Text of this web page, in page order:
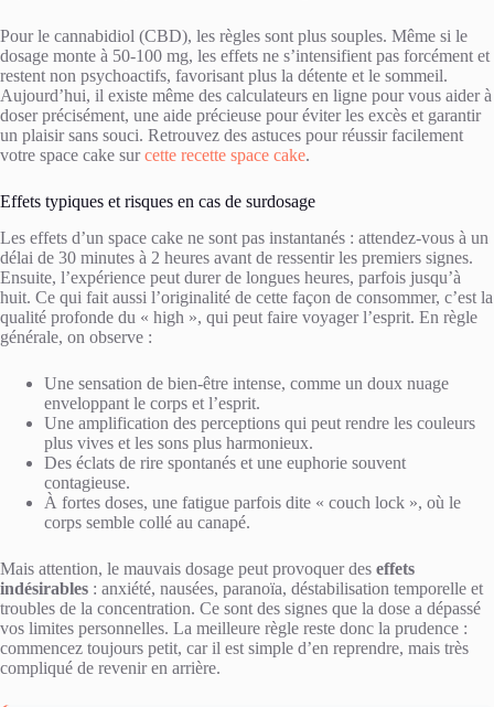
Pour le cannabidiol (CBD), les règles sont plus souples. Même si le
dosage monte à 50-100 mg, les effets ne s’intensifient pas forcément et
restent non psychoactifs, favorisant plus la détente et le sommeil.
Aujourd’hui, il existe même des calculateurs en ligne pour vous aider à
doser précisément, une aide précieuse pour éviter les excès et garantir
un plaisir sans souci. Retrouvez des astuces pour réussir facilement
votre space cake surcette recette space cake.
Effets typiques et risques en cas de surdosage
Les effets d’un space cake ne sont pas instantanés : attendez-vous à un
délai de 30 minutes à 2 heures avant de ressentir les premiers signes.
Ensuite, l’expérience peut durer de longues heures, parfois jusqu’à
huit. Ce qui fait aussi l’originalité de cette façon de consommer, c’est la
qualité profonde du « high », qui peut faire voyager l’esprit. En règle
générale, on observe :
Une sensation de bien-être intense, comme un doux nuage
enveloppant le corps et l’esprit.
Une amplification des perceptions qui peut rendre les couleurs
plus vives et les sons plus harmonieux.
Des éclats de rire spontanés et une euphorie souvent
contagieuse.
À fortes doses, une fatigue parfois dite « couch lock », où le
corps semble collé au canapé.
Mais attention, le mauvais dosage peut provoquer des effets
indésirables : anxiété, nausées, paranoïa, déstabilisation temporelle et
troubles de la concentration. Ce sont des signes que la dose a dépassé
vos limites personnelles. La meilleure règle reste donc la prudence :
commencez toujours petit, car il est simple d’en reprendre, mais très
compliqué de revenir en arrière.